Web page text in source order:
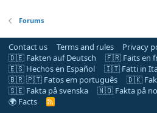
Forums
Contact us Terms and rules Privacy
🇩🇪 Fakten auf Deutsch
🇫🇷 Faits en
🇪🇸 Hechos en Español
🇮🇹 Fatti in
🇧🇷 🇵🇹 Fatos em português
🇩🇰
🇸🇪 Fakta på svenska
🇳🇴 Fakta på
🌍 Facts
R